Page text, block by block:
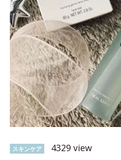
スキンケア 4329 view